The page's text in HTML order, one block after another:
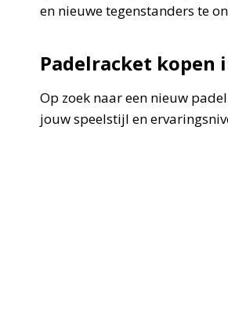
en nieuwe tegenstanders te
Padelracket
Op zoek naar een nieuw
jouw speelstijl en